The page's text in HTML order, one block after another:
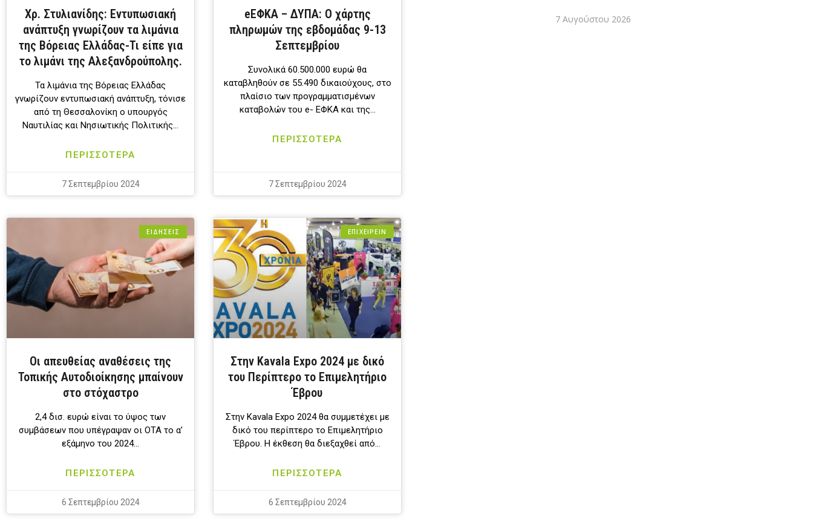
Χρ. Στυλιανίδης: Εντυπωσιακή
ανάπτυξη γνωρίζουν τα λιμάνια
της Βόρειας Ελλάδας-Τι είπε για
το λιμάνι της Αλεξανδρούπολης.
Τα λιμάνια της Βόρειας Ελλάδας
γνωρίζουν εντυπωσιακή ανάπτυξη, τόνισε
από τη Θεσσαλονίκη ο υπουργός
Ναυτιλίας και Νησιωτικής Πολιτικής…
ΠΕΡΙΣΣΟΤΕΡΑ
7 Σεπτεμβρίου 2024
eΕΦΚΑ – ΔΥΠΑ: Ο χάρτης
πληρωμών της εβδομάδας 9-13
Σεπτεμβρίου
Συνολικά 60.500.000 ευρώ θα
καταβληθούν σε 55.490 δικαιούχους, στο
πλαίσιο των προγραμματισμένων
καταβολών του e- ΕΦΚΑ και της…
ΠΕΡΙΣΣΟΤΕΡΑ
7 Σεπτεμβρίου 2024
ΕΙΔΗΣΕΙΣ
Οι απευθείας αναθέσεις της
Τοπικής Αυτοδιοίκησης μπαίνουν
στο στόχαστρο
2,4 δισ. ευρώ είναι το ύψος των
συμβάσεων που υπέγραψαν οι ΟΤΑ το α’
εξάμηνο του 2024…
ΠΕΡΙΣΣΟΤΕΡΑ
6 Σεπτεμβρίου 2024
ΕΠΙΧΕΙΡΕΙΝ
Στην Kavala Expo 2024 με δικό
του Περίπτερο το Επιμελητήριο
Έβρου
Στην Kavala Expo 2024 θα συμμετέχει με
δικό του περίπτερο το Επιμελητήριο
Έβρου. Η έκθεση θα διεξαχθεί από…
ΠΕΡΙΣΣΟΤΕΡΑ
6 Σεπτεμβρίου 2024
7 Αυγούστου 2026